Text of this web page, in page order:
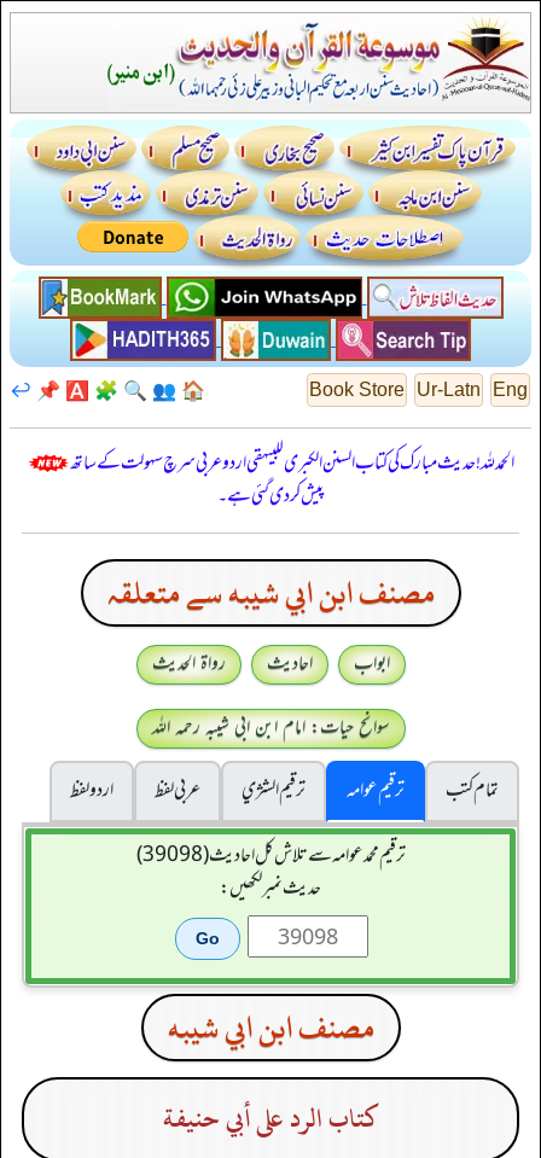
Eng
Ur-Latn
Book Store
🏠
👥
🔍
🧩
🅰️
📌
↩️
الحمدللہ! حدیث مبارک کی کتاب السنن الكبرى للبيهقي اردو عربی سرچ سہولت کے ساتھ
پیش کر دی گئی ہے۔
مصنف ابن ابي شيبه سے متعلقہ
ابواب احادیث
رواۃ الحدیث
سوانح حیات: امام ابن ابی شیبہ رحمہ اللہ
تمام کتب
ترقیم عوامہ ترقيم الشژي عربی لفظ
اردو لفظ
ترقیم محمدعوامہ سے تلاش کل احادیث (39098)
حدیث نمبر لکھیں:
مصنف ابن ابي شيبه
كتاب الرد على أبي حنيفة